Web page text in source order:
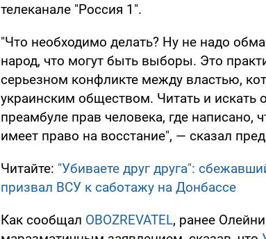
телеканале "Россия 1".
"Что необходимо делать? Ну не надо
народ, что могут быть выборы. Это
серьезном конфликте между властью,
украинским обществом. Читать и искать
преамбуле прав человека, где написано,
имеет право на восстание", — сказал
Читайте: "Убиваете друг друга":
призвал ВСУ к саботажу на Донбассе
Как сообщал OBOZREVATEL, ранее